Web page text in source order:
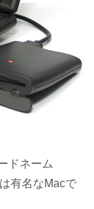
ドネーム
有名なMacで